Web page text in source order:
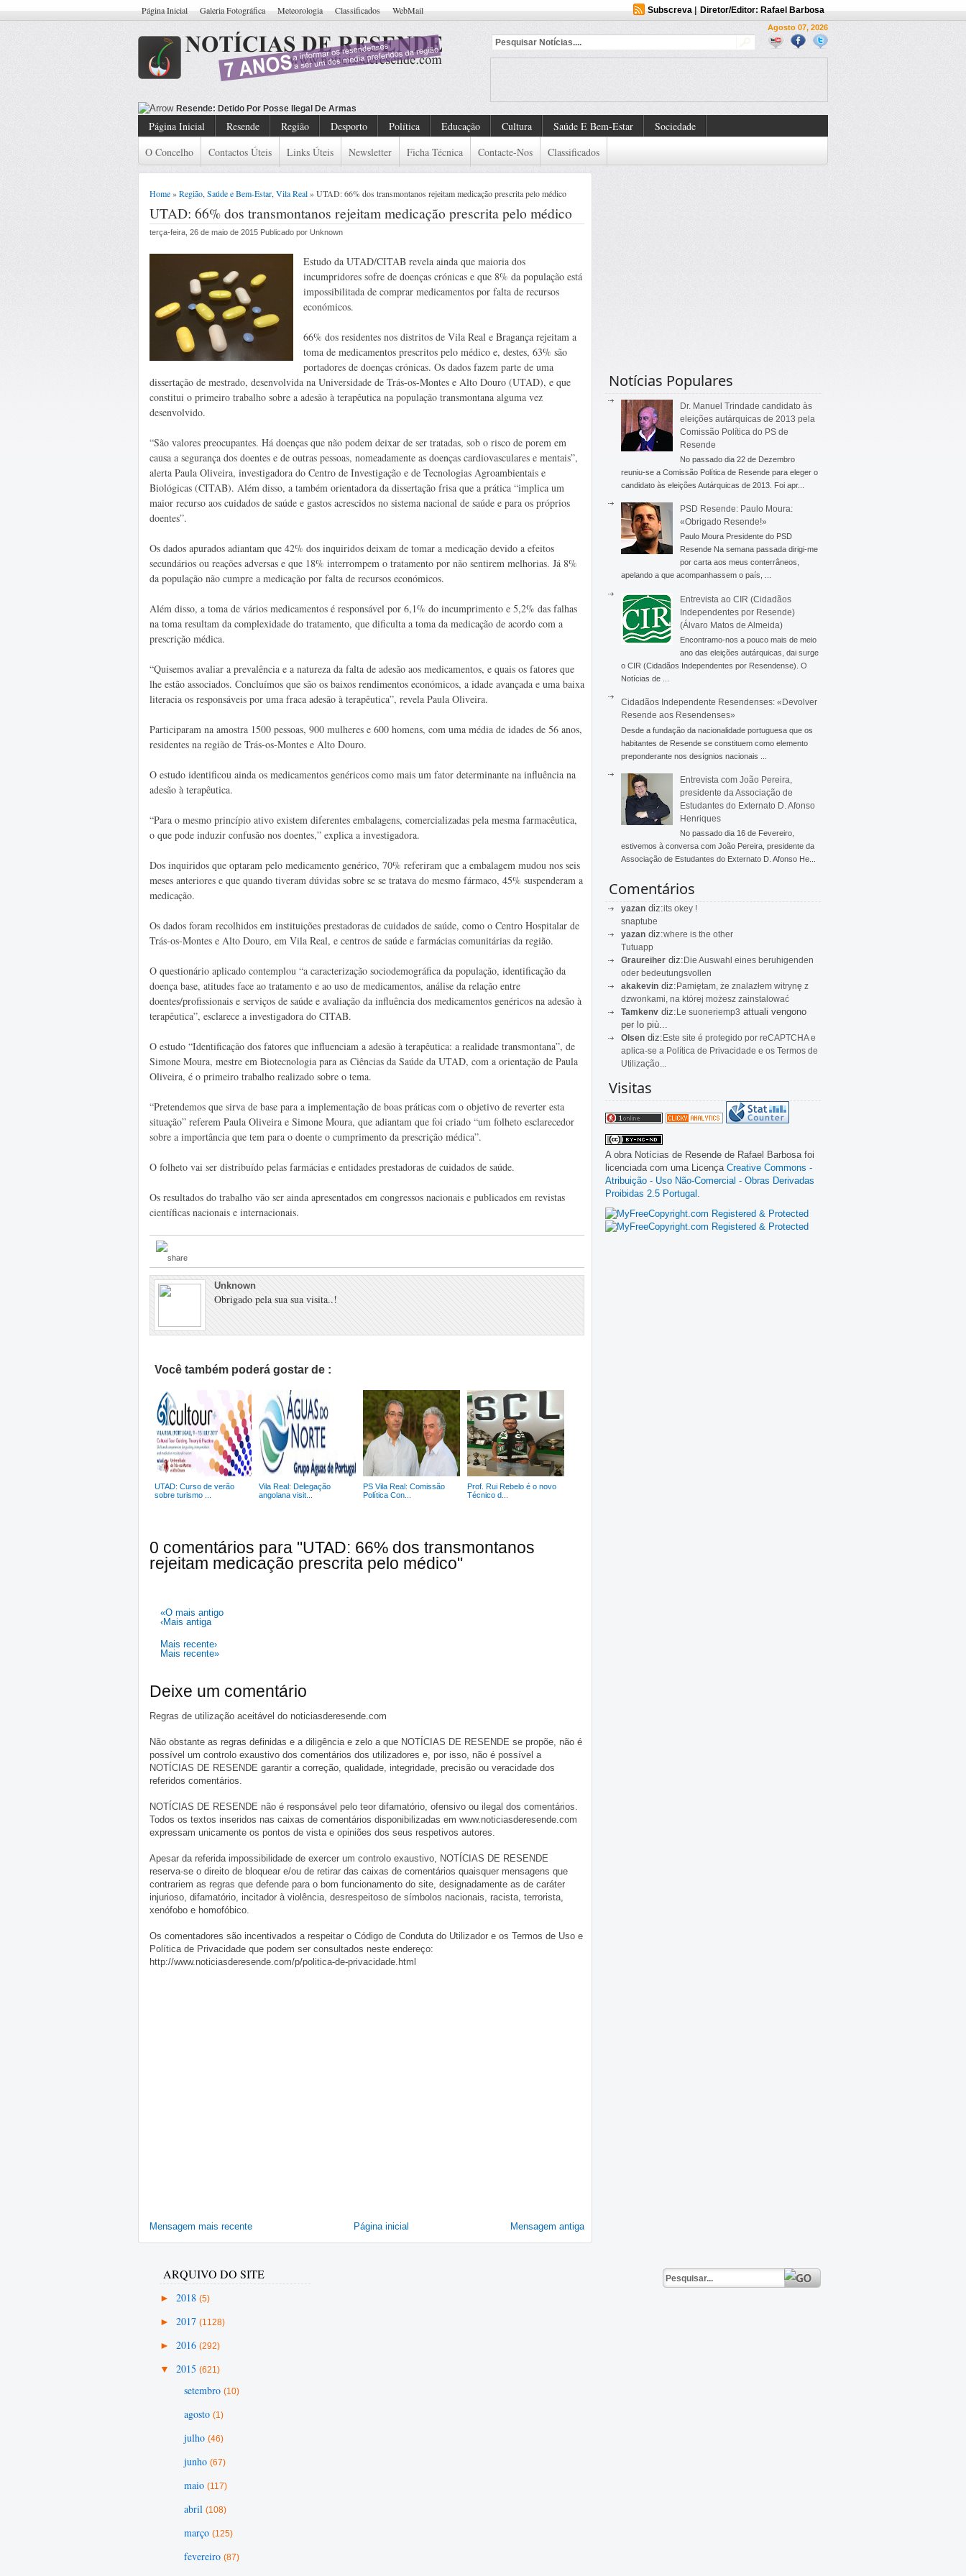
Página Inicial Galeria Fotográfica Meteorologia Classificados WebMail Subscreva| Diretor/Editor: Rafael Barbosa
Agosto 07, 2026
Resende: Detido Cidad
Página Inicial Resende Região Desporto Política Educação Cultura Saúde E Bem-Estar
Sociedade
O Concelho
Contactos Úteis Links Úteis Newsletter Ficha Técnica Contacte-Nos Classificados
Home»Região Saúde e Bem-Estar Vila Real» UTAD: 66% dos transmontanos rejeitam medicação prescrita pelo médico
UTAD: 66% dos transmontanos rejeitam medicação prescrita pelo médico
terça-feira, 26 de maio de 2015 Publicado por Unknown
Estudo da UTAD/CITAB revela ainda que maioria dos
incumpridores sofre de doenças crónicas e que 8% da população está
impossibilitada de comprar medicamentos por falta de recursos
económicos.
66% dos residentes nos distritos de Vila Real e Bragança rejeitam a
toma de medicamentos prescritos pelo médico e, destes, 63% são
portadores de doenças crónicas. Os dados fazem parte de uma
dissertação de mestrado, desenvolvida na Universidade de Trás-os-Montes e Alto Douro (UTAD), e que
constitui o primeiro trabalho sobre a adesão à terapêutica na população transmontana alguma vez
desenvolvido.
“São valores preocupantes. Há doenças que não podem deixar de ser tratadas, sob o risco de porem em
causa a segurança dos doentes e de outras pessoas, nomeadamente as doenças cardiovasculares e mentais”,
alerta Paula Oliveira, investigadora do Centro de Investigação e de Tecnologias Agroambientais e
Biológicas (CITAB). Além disso, a também orientadora da dissertação frisa que a prática “implica um
maior recurso aos cuidados de saúde e gastos acrescidos no sistema nacional de saúde e para os próprios
doentes”.
Os dados apurados adiantam que 42% dos inquiridos deixam de tomar a medicação devido a efeitos
secundários ou reações adversas e que 18% interrompem o tratamento por não sentirem melhorias. Já 8%
da população não cumpre a medicação por falta de recursos económicos.
Além disso, a toma de vários medicamentos é responsável por 6,1% do incumprimento e 5,2% das falhas
na toma resultam da complexidade do tratamento, que dificulta a toma da medicação de acordo com a
prescrição médica.
“Quisemos avaliar a prevalência e a natureza da falta de adesão aos medicamentos, e quais os fatores que
lhe estão associados. Concluímos que são os baixos rendimentos económicos, a idade avançada e uma baixa
literacia os responsáveis por uma fraca adesão à terapêutica”, revela Paula Oliveira.
Participaram na amostra 1500 pessoas, 900 mulheres e 600 homens, com uma média de idades de 56 anos,
residentes na região de Trás-os-Montes e Alto Douro.
O estudo identificou ainda os medicamentos genéricos como mais um fator determinante na influência na
adesão à terapêutica.
“Para o mesmo princípio ativo existem diferentes embalagens, comercializadas pela mesma farmacêutica,
o que pode induzir confusão nos doentes,” explica a investigadora.
Dos inquiridos que optaram pelo medicamento genérico, 70% referiram que a embalagem mudou nos seis
meses anteriores e que quando tiveram dúvidas sobre se se tratava do mesmo fármaco, 45% suspenderam a
medicação.
Os dados foram recolhidos em instituições prestadoras de cuidados de saúde, como o Centro Hospitalar de
Trás-os-Montes e Alto Douro, em Vila Real, e centros de saúde e farmácias comunitárias da região.
O questionário aplicado contemplou “a caracterização sociodemográfica da população, identificação da
doença base, atitudes face ao tratamento e ao uso de medicamentos, análise da relação entre
doentes/profissionais e serviços de saúde e avaliação da influência dos medicamentos genéricos na adesão à
terapêutica”, esclarece a investigadora do CITAB.
O estudo “Identificação dos fatores que influenciam a adesão à terapêutica: a realidade transmontana”, de
Simone Moura, mestre em Biotecnologia para as Ciências da Saúde da UTAD, com a orientação de Paula
Oliveira, é o primeiro trabalho realizado sobre o tema.
“Pretendemos que sirva de base para a implementação de boas práticas com o objetivo de reverter esta
situação” referem Paula Oliveira e Simone Moura, que adiantam que foi criado “um folheto esclarecedor
sobre a importância que tem para o doente o cumprimento da prescrição médica”.
O folheto vai ser distribuído pelas farmácias e entidades prestadoras de cuidados de saúde.
Os resultados do trabalho vão ser ainda apresentados em congressos nacionais e publicados em revistas
científicas nacionais e internacionais.
Unknown
Obrigado pela sua sua visita..!
Você também poderá gostar de :
UTAD: Curso de verão
sobre turismo ...
Vila Real: Delegação
angolana visit...
PS Vila Real: Comissão
Política Con...
Prof. Rui Rebelo é o novo
Técnico d...
0 comentários para "UTAD: 66% dos transmontanos
rejeitam medicação prescrita pelo médico"
«O mais antigo
‹Mais antiga
Mais recente›
Mais recente»
Deixe um comentário
Regras de utilização aceitável do noticiasderesende.com
Não obstante as regras definidas e a diligência e zelo a que NOTÍCIAS DE RESENDE se propõe, não é
possível um controlo exaustivo dos comentários dos utilizadores e, por isso, não é possível a
NOTÍCIAS DE RESENDE garantir a correção, qualidade, integridade, precisão ou veracidade dos
referidos comentários.
NOTÍCIAS DE RESENDE não é responsável pelo teor difamatório, ofensivo ou ilegal dos comentários.
Todos os textos inseridos nas caixas de comentários disponibilizadas em www.noticiasderesende.com
expressam unicamente os pontos de vista e opiniões dos seus respetivos autores.
Apesar da referida impossibilidade de exercer um controlo exaustivo, NOTÍCIAS DE RESENDE
reserva-se o direito de bloquear e/ou de retirar das caixas de comentários quaisquer mensagens que
contrariem as regras que defende para o bom funcionamento do site, designadamente as de caráter
injurioso, difamatório, incitador à violência, desrespeitoso de símbolos nacionais, racista, terrorista,
xenófobo e homofóbico.
Os comentadores são incentivados a respeitar o Código de Conduta do Utilizador e os Termos de Uso e
Política de Privacidade que podem ser consultados neste endereço:
http://www.noticiasderesende.com/p/politica-de-privacidade.html
Mensagem mais recente Mensagem antiga
Página inicial
Notícias Populares
Dr. Manuel Trindade candidato às
eleições autárquicas de 2013 pela
Comissão Política do PS de
Resende
No passado dia 22 de Dezembro
reuniu-se a Comissão Política de Resende para eleger o
candidato às eleições Autárquicas de 2013. Foi apr...
PSD Resende: Paulo Moura:
«Obrigado Resende!»
Paulo Moura Presidente do PSD
Resende Na semana passada dirigi-me
por carta aos meus conterrâneos,
apelando a que acompanhassem o país, ...
Entrevista ao CIR (Cidadãos
Independentes por Resende)
(Álvaro Matos de Almeida)
Encontramo-nos a pouco mais de meio
ano das eleições autárquicas, dai surge
o CIR (Cidadãos Independentes por Resendense). O
Notícias de ...
Cidadãos Independente Resendenses: «Devolver
Resende aos Resendenses»
Desde a fundação da nacionalidade portuguesa que os
habitantes de Resende se constituem como elemento
preponderante nos desígnios nacionais ...
Entrevista com João Pereira,
presidente da Associação de
Estudantes do Externato D. Afonso
Henriques
No passado dia 16 de Fevereiro,
estivemos à conversa com João Pereira, presidente da
Associação de Estudantes do Externato D. Afonso He...
Comentários
yazan diz:its okey !
snaptube
yazan diz:where is the other
Tutuapp
Graureiher diz:Die Auswahl eines beruhigenden
oder bedeutungsvollen
akakevin diz:Pamiętam, że znalazłem witrynę z
dzwonkami, na której możesz zainstalować
Tamkenv diz:Le suoneriemp3 attuali vengono
per lo più...
Olsen diz:Este site é protegido por reCAPTCHA e
aplica-se a Política de Privacidade e os Termos de
Utilização...
Visitas
A obra Notícias de Resende de Rafael Barbosa foi
licenciada com uma Licença Creative Commons -
Atribuição - Uso Não-Comercial - Obras Derivadas
Proibidas 2.5 Portugal
ARQUIVO DO SITE
► 2018 (5)
► 2017 (1128)
► 2016 (292)
▼ 2015 (621)
setembro (10)
agosto (1)
julho (46)
junho (67)
maio (117)
abril (108)
março (125)
fevereiro (87)